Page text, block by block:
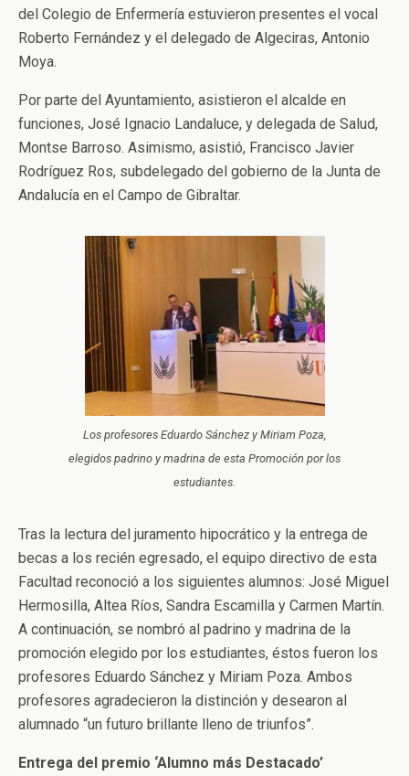
del Colegio de Enfermería estuvieron presentes el vocal
Roberto Fernández y el delegado de Algeciras, Antonio
Moya.
Por parte del Ayuntamiento, asistieron el alcalde en
funciones, José Ignacio Landaluce, y delegada de Salud,
Montse Barroso. Asimismo, asistió, Francisco Javier
Rodríguez Ros, subdelegado del gobierno de la Junta de
Andalucía en el Campo de Gibraltar.
Los profesores Eduardo Sánchez y Miriam Poza,
elegidos padrino y madrina de esta Promoción por los
estudiantes.
Tras la lectura del juramento hipocrático y la entrega de
becas a los recién egresado, el equipo directivo de esta
Facultad reconoció a los siguientes alumnos: José Miguel
Hermosilla, Altea Ríos, Sandra Escamilla y Carmen Martín.
A continuación, se nombró al padrino y madrina de la
promoción elegido por los estudiantes, éstos fueron los
profesores Eduardo Sánchez y Miriam Poza. Ambos
profesores agradecieron la distinción y desearon al
alumnado “un futuro brillante lleno de triunfos”.
Entrega del premio ‘Alumno más Destacado’